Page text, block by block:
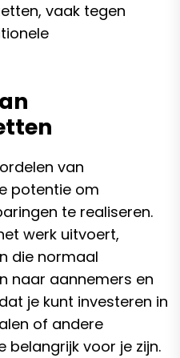
vaak tegen
van
potentie om
te realiseren.
werk uitvoert,
die normaal
naar aannemers en
je kunt investeren in
of andere
belangrijk voor je zijn.